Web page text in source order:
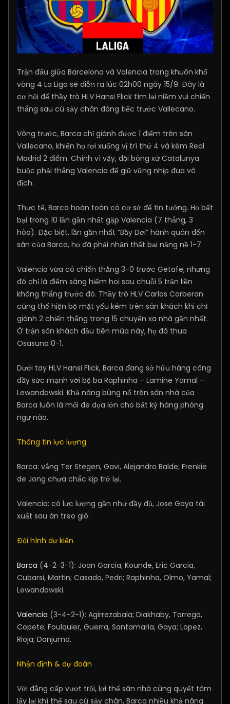
Trận đấu giữa Barcelona và Valencia trong khuôn khổ
vòng 4 La Liga sẽ diễn ra lúc 02h00 ngày 15/9. Đây là
cơ hội để thầy trò HLV Hansi Flick tìm lại niềm vui chiến
thắng sau cú sảy chân đáng tiếc trước Vallecano.
Vòng trước, Barca chỉ giành được 1 điểm trên sân
Vallecano, khiến họ rơi xuống vị trí thứ 4 và kém Real
Madrid 2 điểm. Chính vì vậy, đội bóng xứ Catalunya
buộc phải thắng Valencia để giữ vững nhịp đua vô
địch.
Thực tế, Barca hoàn toàn có cơ sở để tin tưởng. Họ bất
bại trong 10 lần gần nhất gặp Valencia (7 thắng, 3
hòa). Đặc biệt, lần gần nhất “Bầy Dơi” hành quân đến
sân của Barca, họ đã phải nhận thất bại nặng nề 1-7.
Valencia vừa có chiến thắng 3-0 trước Getafe, nhưng
đó chỉ là điểm sáng hiếm hoi sau chuỗi 5 trận liền
không thắng trước đó. Thầy trò HLV Carlos Corberan
cũng thể hiện bộ mặt yếu kém trên sân khách khi chỉ
giành 2 chiến thắng trong 15 chuyến xa nhà gần nhất.
Ở trận sân khách đầu tiên mùa này, họ đã thua
Osasuna 0-1.
Dưới tay HLV Hansi Flick, Barca đang sở hữu hàng công
đầy sức mạnh với bộ ba Raphinha – Lamine Yamal –
Lewandowski. Khả năng bùng nổ trên sân nhà của
Barca luôn là mối đe dọa lớn cho bất kỳ hàng phòng
ngự nào.
Thông tin lực lượng
Barca: vắng Ter Stegen, Gavi, Alejandro Balde; Frenkie
de Jong chưa chắc kịp trở lại.
Valencia: có lực lượng gần như đầy đủ, Jose Gaya tái
xuất sau án treo giò.
Đội hình dự kiến
Barca (4-2-3-1): Joan Garcia; Kounde, Eric Garcia,
Cubarsi, Martin; Casado, Pedri; Raphinha, Olmo, Yamal;
Lewandowski.
Valencia (3-4-2-1): Agirrezabala; Diakhaby, Tarrega,
Copete; Foulquier, Guerra, Santamaria, Gaya; Lopez,
Rioja; Danjuma.
Nhận định & dự đoán
Với đẳng cấp vượt trội, lợi thế sân nhà cùng quyết tâm
lấy lại khí thế sau cú sảy chân, Barca nhiều khả năng